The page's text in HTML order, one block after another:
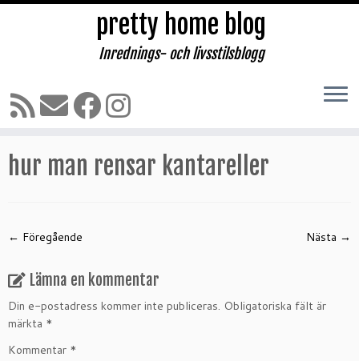
Hoppa
till
pretty home blog
Inrednings- och livsstilsblogg
Hem » Bästa sättet att rensa kantareller!
hur man rensar kantareller
← Föregående Nästa →
Lämna en kommentar
Din e-postadress kommer inte publiceras. Obligatoriska fält är
märkta *
Kommentar *